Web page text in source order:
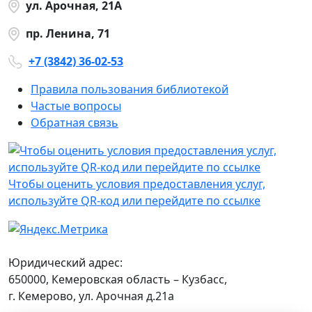
ул. Арочная, 21А
пр. Ленина, 71
+7 (3842) 36-02-53
Правила пользования библиотекой
Частые вопросы
Обратная связь
Чтобы оценить условия предоставления услуг,
используйте QR-код или перейдите по ссылке
Юридический адрес:
650000, Кемеровская область – Кузбасс,
г. Кемерово, ул. Арочная д.21а